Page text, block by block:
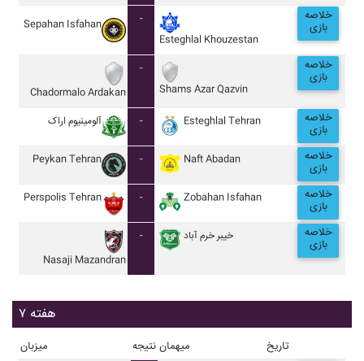
Sepahan Isfahan
-
Esteghlal Khouzestan
خلاصه
بازی
Chadormalo Ardakan
-
Shams Azar Qazvin
خلاصه
بازی
آلومينيوم اراک - Esteghlal Tehran خلاصه
بازی
Peykan Tehran - Naft Abadan خلاصه
بازی
Perspolis Tehran - Zobahan Isfahan خلاصه
بازی
Nasaji Mazandran
- خيبر خرم آباد خلاصه
بازی
هفته ۷
میزبان نتیجه میهمان تاریخ